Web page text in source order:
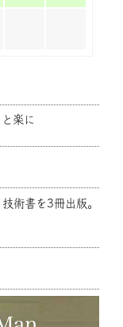
楽に
術書を3冊出版。